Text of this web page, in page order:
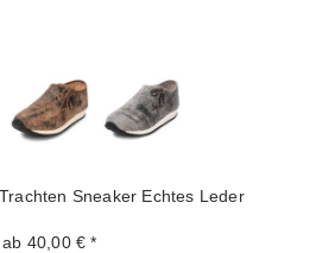
Sneaker Echtes Leder
ab 40,00 € *